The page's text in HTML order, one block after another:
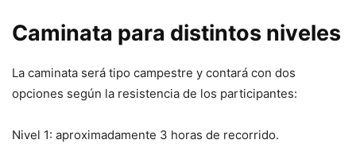
Caminata para distintos niveles
La caminata será tipo campestre y contará con dos
opciones según la resistencia de los participantes:
Nivel 1: aproximadamente 3 horas de recorrido.